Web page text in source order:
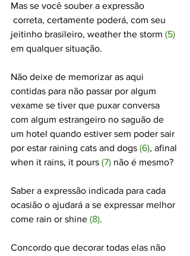
Mas se você souber a expressão
correta, certamente poderá, com seu
jeitinho brasileiro, weather the storm (5)
em qualquer situação.
Não deixe de memorizar as aqui
contidas para não passar por algum
vexame se tiver que puxar conversa
com algum estrangeiro no saguão de
um hotel quando estiver sem poder sair
por estar raining cats and dogs (6), afinal
when it rains, it pours (7) não é mesmo?
Saber a expressão indicada para cada
ocasião o ajudará a se expressar melhor
come rain or shine (8).
Concordo que decorar todas elas não